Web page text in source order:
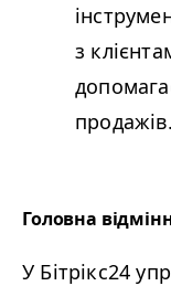
з
продажів.
Головна
У Бітрікс24